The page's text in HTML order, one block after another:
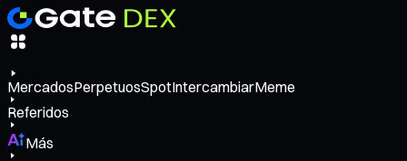
MercadosPerpetuosSpotIntercambiarMeme
Referidos
Más